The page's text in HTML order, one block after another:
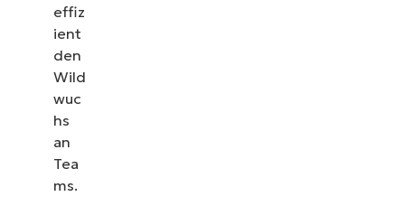
effiz
ient
den
Wild
wuc
hs
an
Tea
ms.